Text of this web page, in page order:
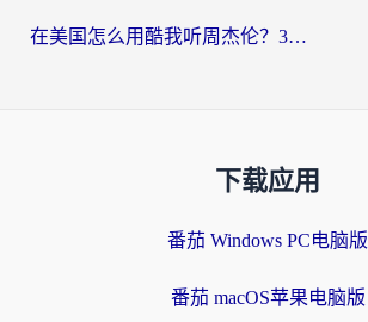
在美国怎么用酷我听周杰伦？3步解决海外听歌地域限制，附QQ音乐网易云通用技巧
下载应用
番茄 Windows PC电脑版
番茄 macOS苹果电脑版